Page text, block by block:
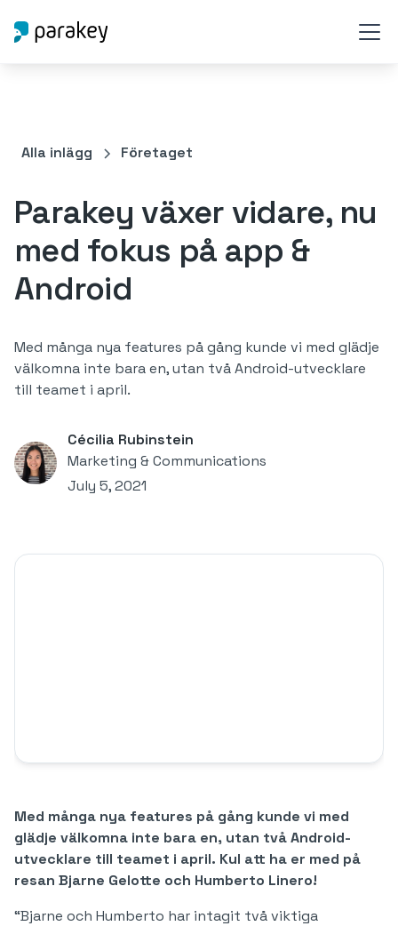
Alla inlägg Företaget
Parakey växer vidare, nu
med fokus på app &
Android
Med många nya features på gång kunde vi med glädje
välkomna inte bara en, utan två Android-utvecklare
till teamet i april.
Cécilia Rubinstein
Marketing & Communications
July 5, 2021
Med många nya features på gång kunde vi med
glädje välkomna inte bara en, utan två Android-
utvecklare till teamet i april. Kul att ha er med på
resan Bjarne Gelotte och Humberto Linero!
“Bjarne och Humberto har intagit två viktiga